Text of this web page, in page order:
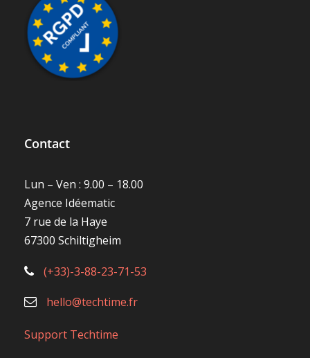
Contact
Lun – Ven : 9.00 – 18.00
Agence Idéematic
7 rue de la Haye
67300 Schiltigheim
(+33)-3-88-23-71-53
hello@techtime.fr
Support Techtime